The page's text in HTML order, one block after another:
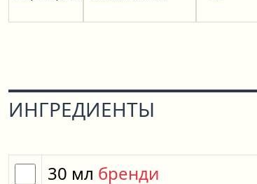
ИНГРЕДИЕНТЫ
30 мл бренди